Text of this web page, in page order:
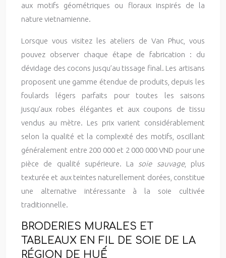
aux motifs géométriques ou floraux inspirés de la
nature vietnamienne.
Lorsque vous visitez les ateliers de Van Phuc, vous
pouvez observer chaque étape de fabrication : du
dévidage des cocons jusqu’au tissage final. Les artisans
proposent une gamme étendue de produits, depuis les
foulards légers parfaits pour toutes les saisons
jusqu’aux robes élégantes et aux coupons de tissu
vendus au mètre. Les prix varient considérablement
selon la qualité et la complexité des motifs, oscillant
généralement entre 200 000 et 2 000 000 VND pour une
pièce de qualité supérieure. La soie sauvage, plus
texturée et aux teintes naturellement dorées, constitue
une alternative intéressante à la soie cultivée
traditionnelle.
BRODERIES MURALES ET
TABLEAUX EN FIL DE SOIE DE LA
RÉGION DE HUẾ